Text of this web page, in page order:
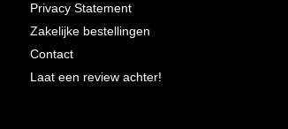
Privacy Statement
Zakelijke bestellingen
Contact
Laat een review achter!